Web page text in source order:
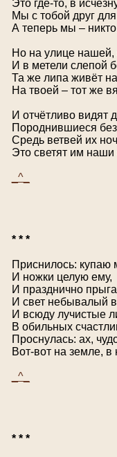
Это где-то, в
Мы с тобой друг
А теперь мы –
Но на улице нашей,
И в метели слепой
Та же липа живёт
На твоей – тот же
И отчётливо видят
Породнившиеся
Средь ветвей их
Это светят им наши
_^_
* * *
Приснилось: купаю
И ножки целую ему,
И празднично
И свет небывалый
И всюду лучистые
В обильных
Проснулась: ах,
Вот-вот на земле, в
_^_
* * *